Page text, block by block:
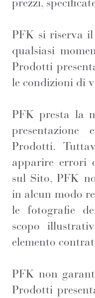
PFK si riserva
qualsiasi
Prodotti
le condizioni di
PFK presta la
presentazione
Prodotti.
apparire errori
sul Sito, PFK
in alcun modo
le fotografie
scopo
elemento
PFK non
Prodotti